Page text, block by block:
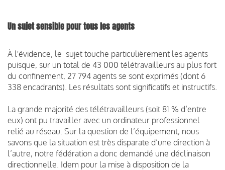
Un sujet sensible pour tous les agents
À l'évidence, le sujet touche particulièrement les agents
puisque, sur un total de 43 000 télétravailleurs au plus fort
du confinement, 27 794 agents se sont exprimés (dont 6
338 encadrants). Les résultats sont significatifs et instructifs.
La grande majorité des télétravailleurs (soit 81 % d’entre
eux) ont pu travailler avec un ordinateur professionnel
relié au réseau. Sur la question de l’équipement, nous
savons que la situation est très disparate d’une direction à
l’autre, notre fédération a donc demandé une déclinaison
directionnelle. Idem pour la mise à disposition de la